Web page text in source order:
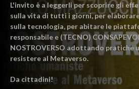
L'invito è a leggerli per scoprire gli
sulla vita di tutti i giorni, per
sulla tecnologia, per abitare le
responsabile e (TECNO)
NOSTROVERSO adottando pratiche
resistere al Metaverso.
Da cittadini!